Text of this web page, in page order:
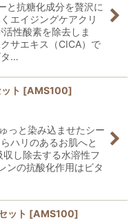
と抗糖化成分を贅沢に
エイジングケアクリ
性酸素を除去しま
サエキス（CICA）で
タ…
ト [AMS100]
っと染み込ませたシー
ハリのあるお肌へと
し除去する水溶性フ
ンの抗酸化作用はビタ
ット [AMS100]